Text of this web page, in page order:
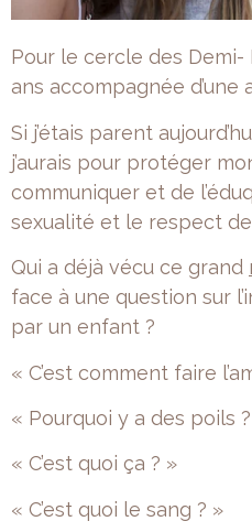
Pour le cercle des Demi-
ans accompagnée d’une
Si j’étais parent
j’aurais pour protéger
communiquer et de
sexualité et le respect de
Qui a déjà vécu ce grand
face à une question sur
par un enfant ?
« C’est comment faire
« Pourquoi y a des poils
« C’est quoi ça ? »
« C’est quoi le sang ? »